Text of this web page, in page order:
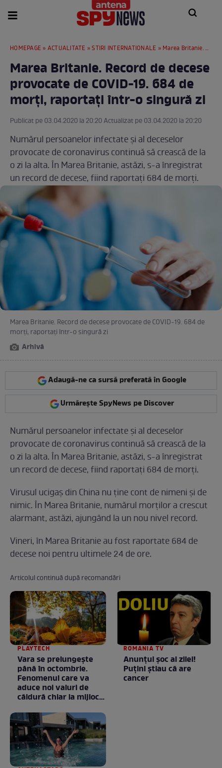
HOMEPAGE » ACTUALITATE »STIRI INTERNATIONALE » Marea Britanie. Record de decese provocate de COVID-19. 684 de morți, raportați într-o singură zi
Marea Britanie. Record de decese
provocate de COVID-19. 684 de
morți, raportați într-o singură zi
Publicat pe 03.04.2020 la 20:20 Actualizat pe 03.04.2020 la 20:20
Numărul persoanelor infectate și al deceselor
provocate de coronavirus continuă să crească de la
o zi la alta. În Marea Britanie, astăzi, s-a înregistrat
un record de decese, fiind raportați 684 de morți.
Marea Britanie. Record de decese provocate de COVID-19. 684 de
morți, raportați într-o singură zi
Arhivă
Adaugă-ne ca sursă preferată în Google
Urmărește SpyNews pe Discover
Numărul persoanelor infectate și al deceselor
provocate de coronavirus continuă să crească de la
o zi la alta. În Marea Britanie, astăzi, s-a înregistrat
un record de decese, fiind raportați 684 de morți.
Virusul ucigaș din China nu ține cont de nimeni și de
nimic. În Marea Britanie, numărul morților a crescut
alarmant, astăzi, ajungând la un nou nivel record.
Vineri, în Marea Britanie au fost raportate 684 de
decese noi pentru ultimele 24 de ore.
Articolul continuă după recomandări
PLAYTECH
Vara se prelungeşte
până în octombrie.
Fenomenul care va
aduce noi valuri de
căldură chiar la mijlocul
ROMANIA TV
Anunţul şoc al zilei!
Puţini ştiau că are
cancer